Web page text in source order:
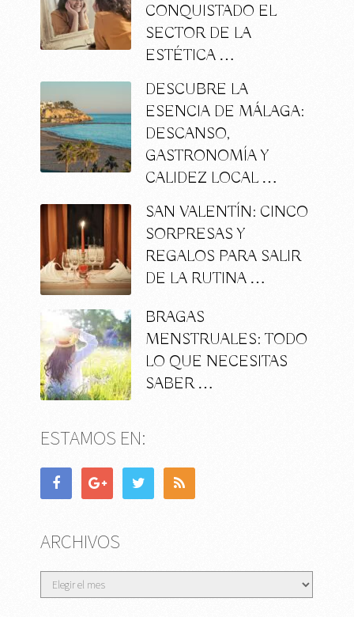
CONQUISTADO EL
SECTOR DE LA
ESTÉTICA …
DESCUBRE LA
ESENCIA DE MÁLAGA:
DESCANSO,
GASTRONOMÍA Y
CALIDEZ LOCAL …
SAN VALENTÍN: CINCO
SORPRESAS Y
REGALOS PARA SALIR
DE LA RUTINA …
BRAGAS
MENSTRUALES: TODO
LO QUE NECESITAS
SABER …
ESTAMOS EN:
ARCHIVOS
Archivos